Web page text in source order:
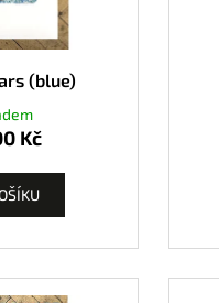
(blue)
Kč